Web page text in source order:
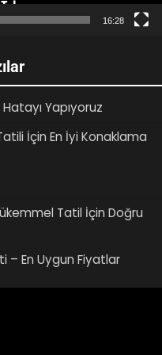
16:28
Yapıyoruz
İçin En İyi Konaklama
Tatil İçin Doğru
– En Uygun Fiyatlar